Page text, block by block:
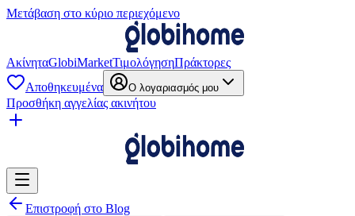
Μετάβαση στο κύριο περιεχόμενο
ΑκίνηταGlobiMarketΤιμολόγησηΠράκτορες
Αποθηκευμένα
Ο λογαριασμός μου
Προσθήκη αγγελίας ακινήτου
Επιστροφή στο Blog